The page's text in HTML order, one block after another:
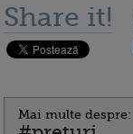
Share it!
Mai multe despre: